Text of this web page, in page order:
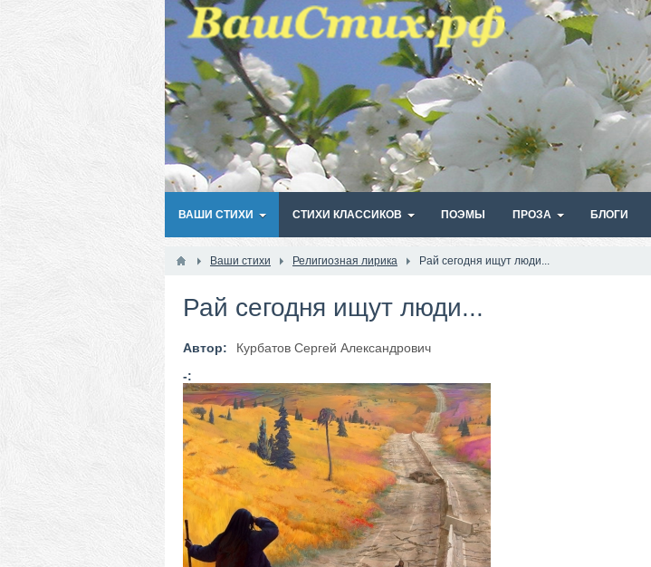
ВАШИ СТИХИ СТИХИ КЛАССИКОВ ПОЭМЫ ПРОЗА БЛОГИ
Ваши стихи Религиозная лирика Рай сегодня ищут люди...
Рай сегодня ищут люди...
Автор:
Курбатов Сергей Александрович
-: